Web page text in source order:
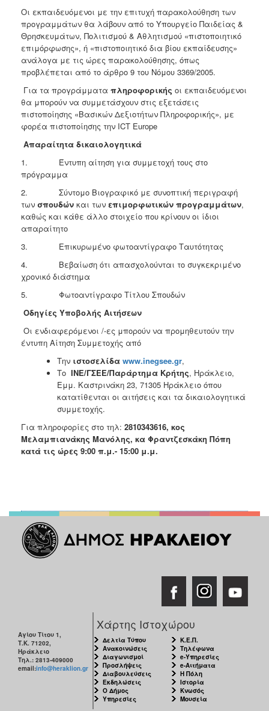
Οι εκπαιδευόμενοι με την επιτυχή παρακολούθηση των
προγραμμάτων θα λάβουν από το Υπουργείο Παιδείας &
Θρησκευμάτων, Πολιτισμού & Αθλητισμού «πιστοποιητικό
επιμόρφωσης», ή «πιστοποιητικό δια βίου εκπαίδευσης»
ανάλογα με τις ώρες παρακολούθησης, όπως
προβλέπεται από το άρθρο 9 του Νόμου 3369/2005.
Για τα προγράμματα πληροφορικής οι εκπαιδευόμενοι
θα μπορούν να συμμετάσχουν στις εξετάσεις
πιστοποίησης «Βασικών Δεξιοτήτων Πληροφορικής», με
φορέα πιστοποίησης την ICT Europe
Απαραίτητα δικαιολογητικά
1. Έντυπη αίτηση για συμμετοχή τους στο
πρόγραμμα
2. Σύντομο Βιογραφικό με συνοπτική περιγραφή
των σπουδών και των επιμορφωτικών προγραμμάτων,
καθώς και κάθε άλλο στοιχείο που κρίνουν οι ίδιοι
απαραίτητο
3. Επικυρωμένο φωτοαντίγραφο Ταυτότητας
4. Βεβαίωση ότι απασχολούνται το συγκεκριμένο
χρονικό διάστημα
5. Φωτοαντίγραφο Τίτλου Σπουδών
Οδηγίες Υποβολής Αιτήσεων
Οι ενδιαφερόμενοι /-ες μπορούν να προμηθευτούν την
έντυπη Αίτηση Συμμετοχής από
Την ιστοσελίδα www.inegsee.gr,
Το ΙΝΕ/ΓΣΕΕ/Παράρτημα Κρήτης, Ηράκλειο,
Εμμ. Καστρινάκη 23, 71305 Ηράκλειο όπου
κατατίθενται οι αιτήσεις και τα δικαιολογητικά
συμμετοχής.
Για πληροφορίες στο τηλ: 2810343616, κος
Μελαμπιανάκης Μανόλης, κα Φραντζεσκάκη Πόπη
κατά τις ώρες 9:00 π.μ.- 15:00 μ.μ.
Αγίου Τίτου 1,
Τ.Κ. 71202,
Ηράκλειο
Τηλ.: 2813-409000
email:info@heraklion.gr
Χάρτης Ιστοχώρου
Δελτία Τύπου
Ανακοινώσεις
Διαγωνισμοί
Προσλήψεις
Διαβουλεύσεις
Εκδηλώσεις
Ο Δήμος
Υπηρεσίες
Κ.Ε.Π.
Τηλέφωνα
e-Υπηρεσίες
e-Αιτήματα
Η Πόλη
Ιστορία
Κνωσός
Μουσεία